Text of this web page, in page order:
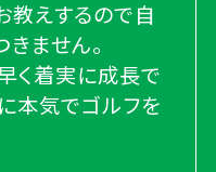
教えするので自
ません。
く着実に成長で
本気でゴルフを